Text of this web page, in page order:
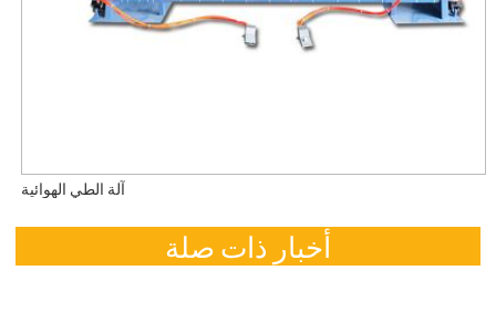
آلة الطي الهوائية
أخبار ذات صلة